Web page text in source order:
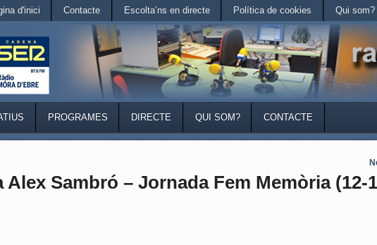
d'inici Contacte Escolta’ns en directe Política de cookies Qui som?
CONTENT
CONTENT
PROGRAMES DIRECTE QUI SOM? CONTACTE
Alex Sambró – Jornada Fem Memòria (12-